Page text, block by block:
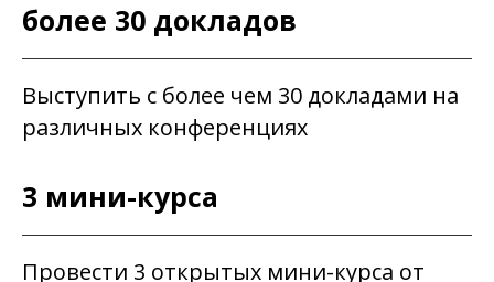
более 30 докладов
Выступить с более чем 30 докладами на
различных конференциях
3 мини-курса
Провести 3 открытых мини-курса от